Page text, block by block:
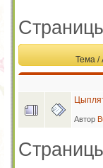
Тема /
Автор